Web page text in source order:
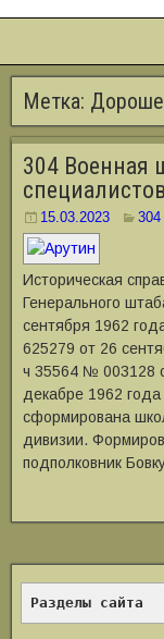
Метка:
304 Военная
специалистов
15.03.2023
Историческая
Генерального
сентября 1962
625279 от 26
ч 35564 № 003128
декабре 1962
сформирована
дивизии.
подполковник
Разделы сайта